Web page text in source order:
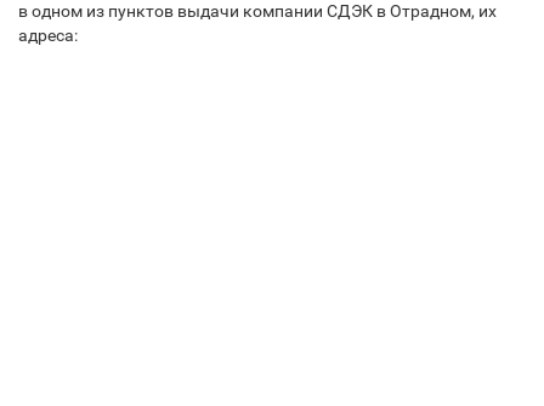
в одном из пунктов выдачи компании СДЭК в Отрадном, их
адреса: